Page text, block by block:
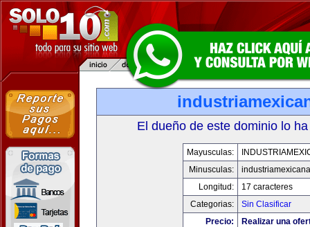
El dueño de este dominio lo
Mayusculas:
Minusculas:
Longitud:
17 caracteres
Categorias:
Sin Clasificar
Precio:
Realizar una